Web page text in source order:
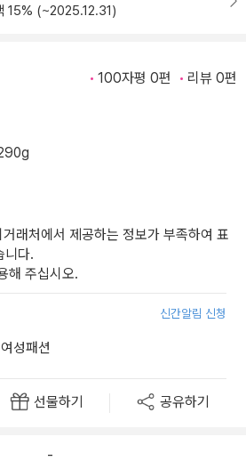
15% (~2025.12.31)
100자평 0편 리뷰 0편
래처에서 제공하는 정보가 부족하여 표
니다.
해 주십시오.
신간알림 신청
여성패션
선물하기 공유하기
-